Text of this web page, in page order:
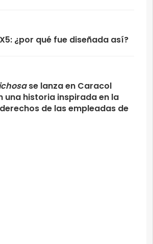
¿por qué fue diseñada así?
se lanza en Caracol
una historia inspirada en la
de las empleadas de